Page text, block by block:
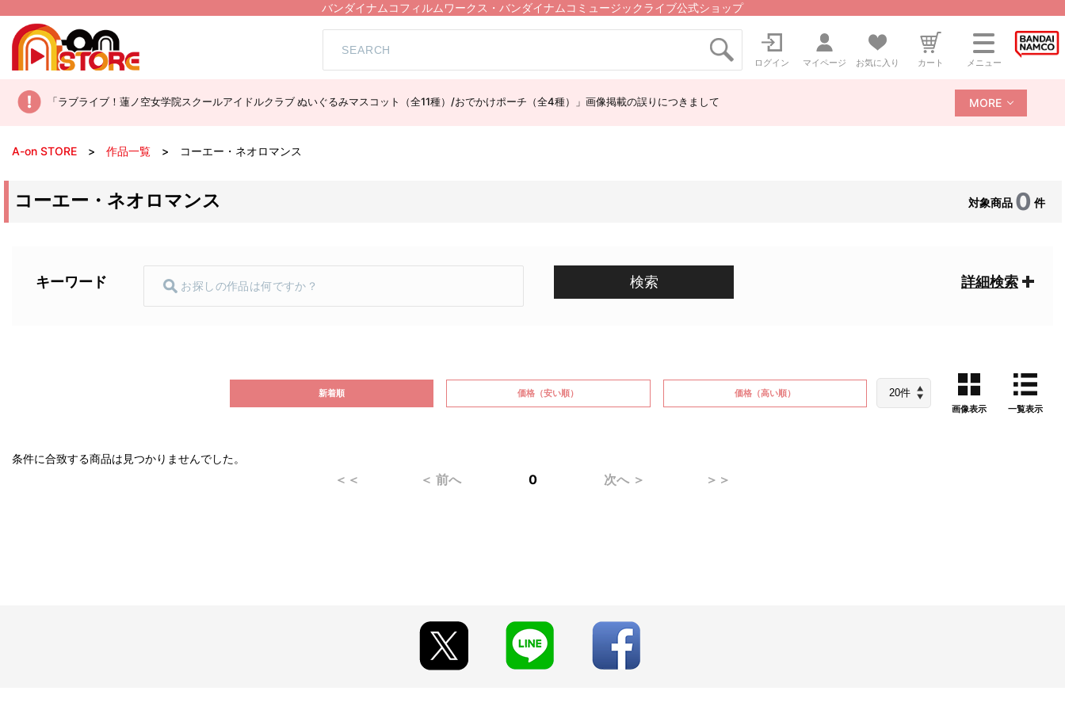
バンダイナムコフィルムワークス・バンダイナムコミュージックライブ公式ショップ
ログイン マイページ お気に入り カート メニュー
「ラブライブ！蓮ノ空女学院スクールアイドルクラブ ぬいぐるみマスコット（全11種）/おでかけポーチ（全4種）」画像掲載の誤りにつきまして MORE
A-on STORE 作品一覧 コーエー・ネオロマンス
コーエー・ネオロマンス 対象商品 0 件
キーワード 検索 詳細検索
新着順 価格 （安い順） 価格（高い順）
画像表示
一覧表示
条件に合致する商品は見つかりませんでした。
＜＜ ＜ 前へ 0 次へ ＞ ＞＞